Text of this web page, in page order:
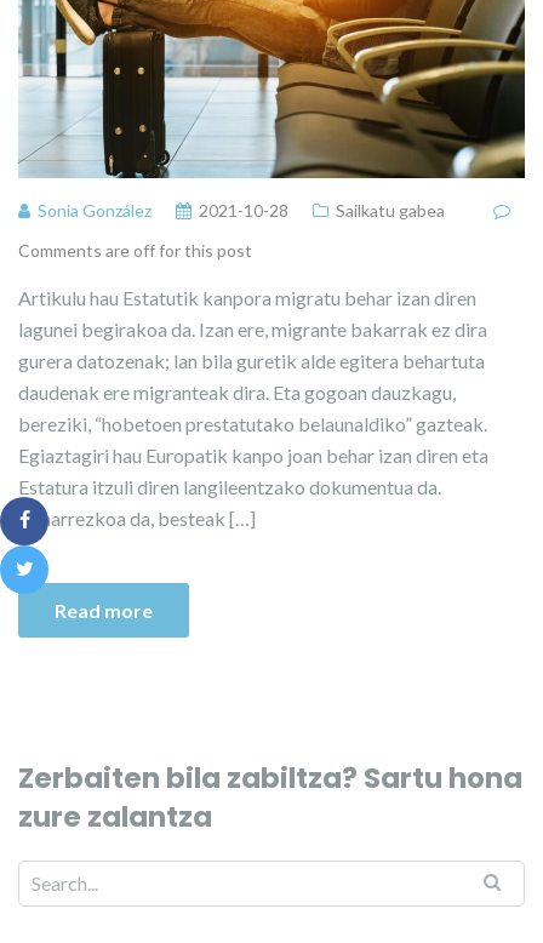
Sonia González 2021-10-28
Sailkatu gabea
Comments are off for this post
Artikulu hau Estatutik kanpora migratu behar izan diren
lagunei begirakoa da. Izan ere, migrante bakarrak ez dira
gurera datozenak; lan bila guretik alde egitera behartuta
daudenak ere migranteak dira. Eta gogoan dauzkagu,
bereziki, “hobetoen prestatutako belaunaldiko” gazteak.
Egiaztagiri hau Europatik kanpo joan behar izan diren eta
Estatura itzuli diren langileentzako dokumentua da.
Beharrezkoa da, besteak […]
Read more
Zerbaiten bila zabiltza? Sartu hona
zure zalantza